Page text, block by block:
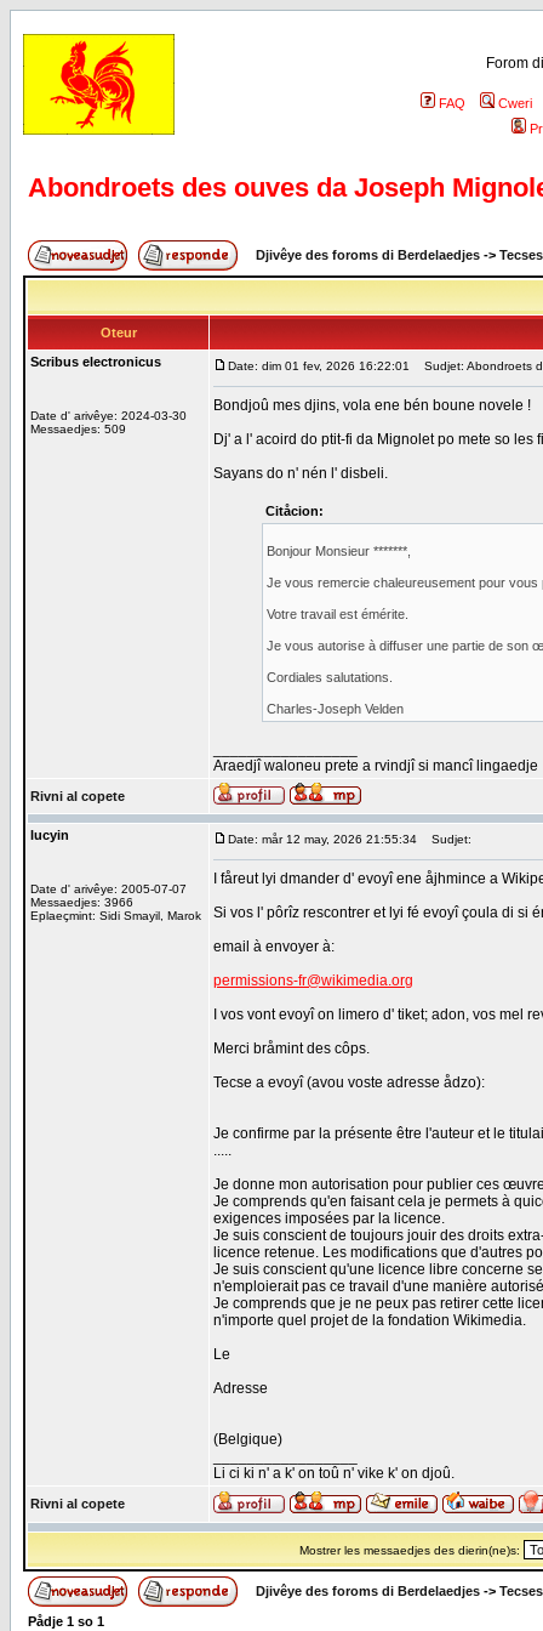
Forom
FAQ
Cweri
Abondroets des ouves da Joseph
Djivêye des foroms di Berdelaedjes ->
Oteur
Scribus electronicus
Date d' arivêye: 2024-03-30
Messaedjes: 509
Date: dim 01 fev, 2026 16:22:01 Sudjet: Abondroets
Bondjoû mes djins, vola ene bén boune novele !
Dj' a l' acoird do ptit-fi da Mignolet po mete so les
Sayans do n' nén l' disbeli.
Citåcion:
Bonjour Monsieur *******,
Je vous remercie chaleureusement pour
Votre travail est émérite.
Je vous autorise à diffuser une partie de son
Cordiales salutations.
Charles-Joseph Velden
Araedjî waloneu prete a rvindjî si mancî lingaedje
Rivni al copete
lucyin
Date d' arivêye: 2005-07-07
Messaedjes: 3966
Eplaeçmint: Sidi Smayil, Marok
Date: mår 12 may, 2026 21:55:34 Sudjet:
I fåreut lyi dmander d' evoyî ene åjhmince a
Si vos l' pôrîz rescontrer et lyi fé evoyî çoula di si
email à envoyer à:
permissions-fr@wikimedia.org
I vos vont evoyî on limero d' tiket; adon, vos mel
Merci bråmint des côps.
Tecse a evoyî (avou voste adresse ådzo):
Je confirme par la présente être l'auteur et le
.....
Je donne mon autorisation pour publier ces
Je comprends qu'en faisant cela je permets à
exigences imposées par la licence.
Je suis conscient de toujours jouir des droits
licence retenue. Les modifications que d'autres
Je suis conscient qu'une licence libre concerne
n'emploierait pas ce travail d'une manière
Je comprends que je ne peux pas retirer cette
n'importe quel projet de la fondation Wikimedia.
Le
Adresse
(Belgique)
Li ci ki n' a k' on toû n' vike k' on djoû.
Rivni al copete
Mostrer les messaedjes des dierin(ne)s:
Djivêye des foroms di Berdelaedjes ->
Pådje 1 so 1